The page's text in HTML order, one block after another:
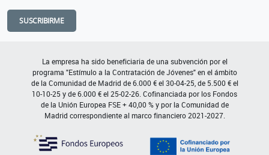
SUSCRIBIRME
La empresa ha sido beneficiaria de una subvención por el
programa "Estímulo a la Contratación de Jóvenes" en el ámbito
de la Comunidad de Madrid de 6.000 € el 30-04-25, de 5.500 € el
10-10-25 y de 6.000 € el 25-02-26. Cofinanciada por los Fondos
de la Unión Europea FSE + 40,00 % y por la Comunidad de
Madrid correspondiente al marco financiero 2021-2027.